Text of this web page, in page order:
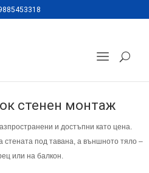
стенен монтаж
и достъпни като цена.
стената под тавана, а външното тяло –
или на балкон.